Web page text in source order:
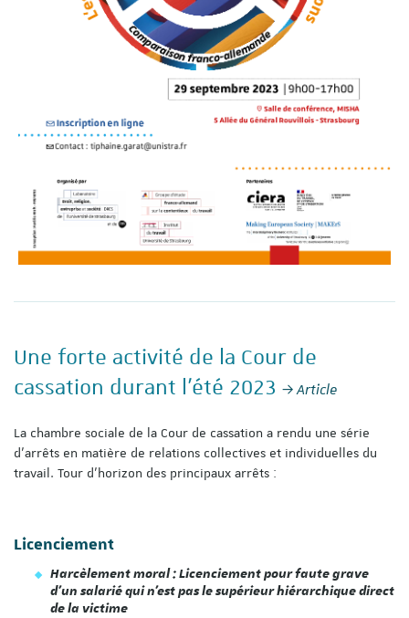
Une forte activité de la Cour de
cassation durant l'été 2023
Article
La chambre sociale de la Cour de cassation a rendu une série
d’arrêts en matière de relations collectives et individuelles du
travail. Tour d’horizon des principaux arrêts :
Licenciement
Harcèlement moral : Licenciement pour faute grave
d’un salarié qui n’est pas le supérieur hiérarchique direct
de la victime